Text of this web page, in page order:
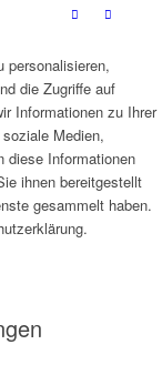
personalisieren,
die Zugriffe auf
Informationen zu Ihrer
Medien,
diese Informationen
ihnen bereitgestellt
gesammelt haben.